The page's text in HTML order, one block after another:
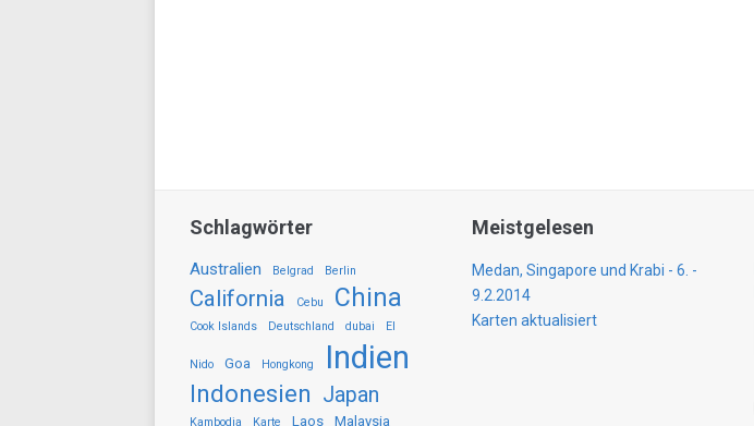
Schlagwörter
Australien Belgrad Berlin
California Cebu China
Cook Islands Deutschland dubai El
Nido Goa Hongkong Indien
Indonesien Japan
Kambodia Karte Laos Malaysia
Meistgelesen
Medan, Singapore und Krabi - 6. -
9.2.2014
Karten aktualisiert